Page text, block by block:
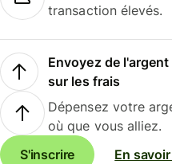
transaction élevés.
Envoyez de
sur les frais
Dépensez votre
où que vous alliez.
S'inscrire
En